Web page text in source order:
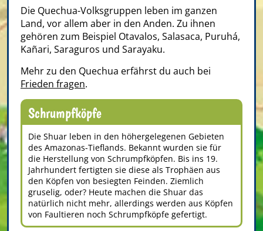
Die Quechua-Volksgruppen leben im ganzen
Land, vor allem aber in den Anden. Zu ihnen
gehören zum Beispiel Otavalos, Salasaca, Puruhá,
Kañari, Saraguros und Sarayaku.
Mehr zu den Quechua erfährst du auch bei
Frieden fragen.
Schrumpfköpfe
Die Shuar leben in den höhergelegenen Gebieten
des Amazonas-Tieflands. Bekannt wurden sie für
die Herstellung von Schrumpfköpfen. Bis ins 19.
Jahrhundert fertigten sie diese als Trophäen aus
den Köpfen von besiegten Feinden. Ziemlich
gruselig, oder? Heute machen die Shuar das
natürlich nicht mehr, allerdings werden aus Köpfen
von Faultieren noch Schrumpfköpfe gefertigt.